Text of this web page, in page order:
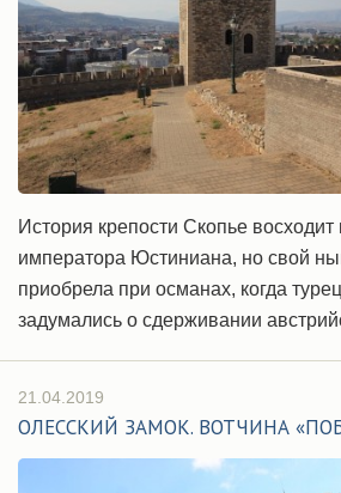
История крепости Скопье
императора Юстиниана, но свой
приобрела при османах, когда
задумались о сдерживании
21.04.2019
ОЛЕССКИЙ ЗАМОК. ВОТЧИНА